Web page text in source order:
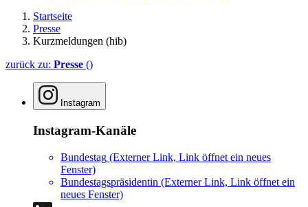
Startseite
Presse
Kurzmeldungen (hib)
zurück zu: Presse ()
Instagram
Instagram-Kanäle
Bundestag (Externer Link, Link öffnet ein neues
Fenster)
Bundestagspräsidentin (Externer Link, Link öffnet ein
neues Fenster)